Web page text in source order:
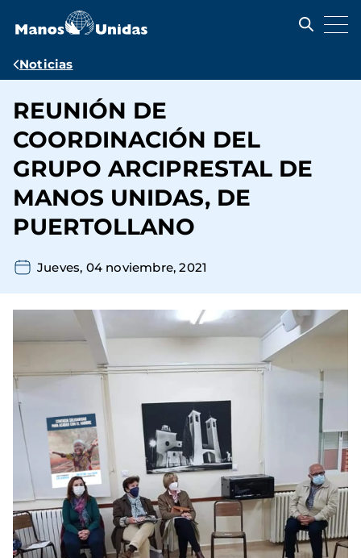
contenido
Ruta
navegación
Noticias
REUNIÓN DE
COORDINACIÓN DEL
GRUPO ARCIPRESTAL DE
MANOS UNIDAS, DE
PUERTOLLANO
Jueves, 04 noviembre, 2021